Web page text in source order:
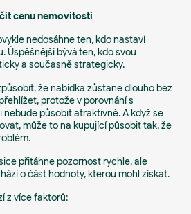
cenu nemovitosti
nedosáhne ten, kdo nastaví
Úspěšnější bývá ten, kdo svou
a současně strategicky.
že nabídka zůstane dlouho bez
protože v porovnání s
působit atraktivně. A když se
může to na kupující působit tak, že
přitáhne pozornost rychle, ale
o část hodnoty, kterou mohl získat.
z více faktorů: